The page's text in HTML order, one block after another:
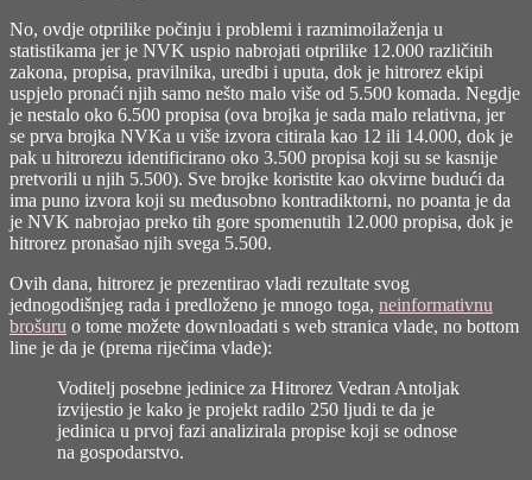
No, ovdje otprilike počinju i problemi i razmimoilaženja u
statistikama jer je NVK uspio nabrojati otprilike 12.000 različitih
zakona, propisa, pravilnika, uredbi i uputa, dok je hitrorez ekipi
uspjelo pronaći njih samo nešto malo više od 5.500 komada. Negdje
je nestalo oko 6.500 propisa (ova brojka je sada malo relativna, jer
se prva brojka NVKa u više izvora citirala kao 12 ili 14.000, dok je
pak u hitrorezu identificirano oko 3.500 propisa koji su se kasnije
pretvorili u njih 5.500). Sve brojke koristite kao okvirne budući da
ima puno izvora koji su međusobno kontradiktorni, no poanta je da
je NVK nabrojao preko tih gore spomenutih 12.000 propisa, dok je
hitrorez pronašao njih svega 5.500.
Ovih dana, hitrorez je prezentirao vladi rezultate svog
jednogodišnjeg rada i predloženo je mnogo toga, neinformativnu
brošuru o tome možete downloadati s web stranica vlade, no bottom
line je da je (prema riječima vlade):
Voditelj posebne jedinice za Hitrorez Vedran Antoljak
izvijestio je kako je projekt radilo 250 ljudi te da je
jedinica u prvoj fazi analizirala propise koji se odnose
na gospodarstvo.